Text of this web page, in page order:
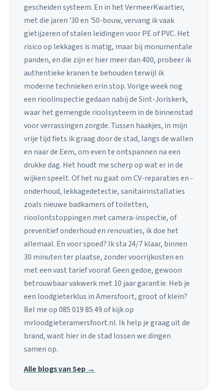
gescheiden systeem. En in het VermeerKwartier,
met die jaren '30 en '50-bouw, vervang ik vaak
gietijzeren of stalen leidingen voor PE of PVC. Het
risico op lekkages is matig, maar bij monumentale
panden, en die zijn er hier meer dan 400, probeer ik
authentieke kranen te behouden terwijl ik
moderne technieken erin stop. Vorige week nog
een rioolinspectie gedaan nabij de Sint-Joriskerk,
waar het gemengde rioolsysteem in de binnenstad
voor verrassingen zorgde. Tussen haakjes, in mijn
vrije tijd fiets ik graag door de stad, langs de wallen
en naar de Eem, om even te ontspannen na een
drukke dag. Het houdt me scherp op wat er in de
wijken speelt. Of het nu gaat om CV-reparaties en -
onderhoud, lekkagedetectie, sanitairinstallaties
zoals nieuwe badkamers of toiletten,
rioolontstoppingen met camera-inspectie, of
preventief onderhoud en renovaties, ik doe het
allemaal. En voor spoed? Ik sta 24/7 klaar, binnen
30 minuten ter plaatse, zonder voorrijkosten en
met een vast tarief vooraf. Geen gedoe, gewoon
betrouwbaar vakwerk met 10 jaar garantie. Heb je
een loodgieterklus in Amersfoort, groot of klein?
Bel me op 085 019 85 49 of kijk op
mrloodgieteramersfoort.nl. Ik help je graag uit de
brand, want hier in de stad lossen we dingen
samen op.
Alle blogs van Sep →